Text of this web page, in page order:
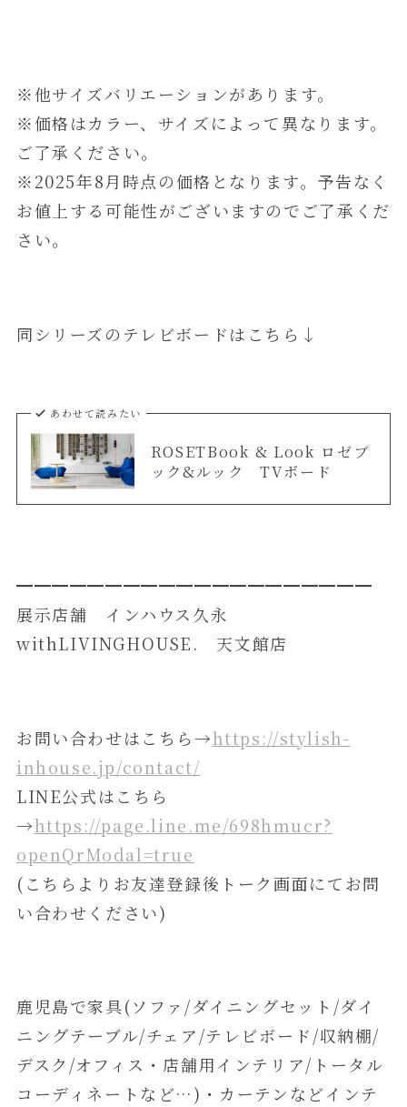
※他サイズバリエーションがあります。
※価格はカラー、サイズによって異なります。
ご了承ください。
※2025年8月時点の価格となります。予告なく
お値上する可能性がございますのでご了承くだ
さい。
同シリーズのテレビボードはこちら↓
あわせて読みたい
ROSETBook & Look ロゼブ
ック&ルック TVボード
━━━━━━━━━━━━━━━━━━━━
展示店舗 インハウス久永
withLIVINGHOUSE. 天文館店
お問い合わせはこちら→https://stylish-
inhouse.jp/contact/
LINE公式はこちら
→https://page.line.me/698hmucr?
openQrModal=true
(こちらよりお友達登録後トーク画面にてお問
い合わせください)
鹿児島で家具(ソファ/ダイニングセット/ダイ
ニングテーブル/チェア/テレビボード/収納棚/
デスク/オフィス・店舗用インテリア/トータル
コーディネートなど…)・カーテンなどインテ